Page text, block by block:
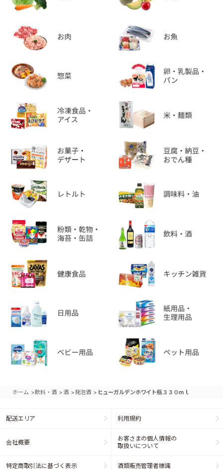
ホーム >飲料・酒 > 酒 >発泡酒 > ヒューガルデンホワイト瓶３３０ｍｌ
配送エリア 利用規約
会社概要
お客さまの個人情報の
取扱いについて
特定商取引法に基づく表示 酒類販売管理者標識